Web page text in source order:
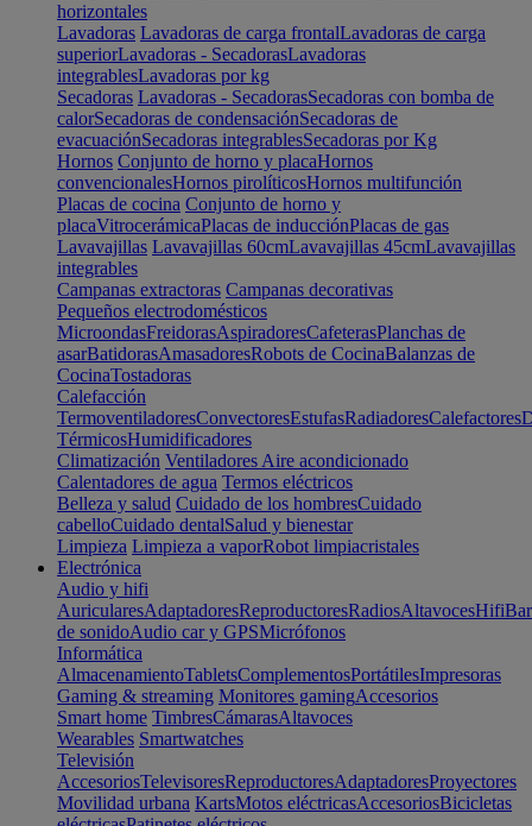
horizontales
Lavadoras Lavadoras de carga frontalLavadoras de carga
superiorLavadoras - SecadorasLavadoras
integrablesLavadoras por kg
Secadoras Lavadoras - SecadorasSecadoras con bomba de
calorSecadoras de condensaciónSecadoras de
evacuaciónSecadoras integrablesSecadoras por Kg
Hornos Conjunto de horno y placaHornos
convencionalesHornos pirolíticosHornos multifunción
Placas de cocina Conjunto de horno y
placaVitrocerámicaPlacas de inducciónPlacas de gas
Lavavajillas Lavavajillas 60cmLavavajillas 45cmLavavajillas
integrables
Campanas extractoras Campanas decorativas
Pequeños electrodomésticos
MicroondasFreidorasAspiradoresCafeterasPlanchas de
asarBatidorasAmasadoresRobots de CocinaBalanzas de
CocinaTostadoras
Calefacción
TermoventiladoresConvectoresEstufasRadiadoresCalefactores
TérmicosHumidificadores
Climatización Ventiladores Aire acondicionado
Calentadores de agua Termos eléctricos
Belleza y salud Cuidado de los hombresCuidado
cabelloCuidado dentalSalud y bienestar
Limpieza Limpieza a vaporRobot limpiacristales
Electrónica
Audio y hifi
AuricularesAdaptadoresReproductoresRadiosAltavocesHifi
de sonidoAudio car y GPSMicrófonos
Informática
AlmacenamientoTabletsComplementosPortátilesImpresoras
Gaming & streaming Monitores gamingAccesorios
Smart home TimbresCámarasAltavoces
Wearables Smartwatches
Televisión
AccesoriosTelevisoresReproductoresAdaptadoresProyectores
Movilidad urbana KartsMotos eléctricasAccesoriosBicicletas